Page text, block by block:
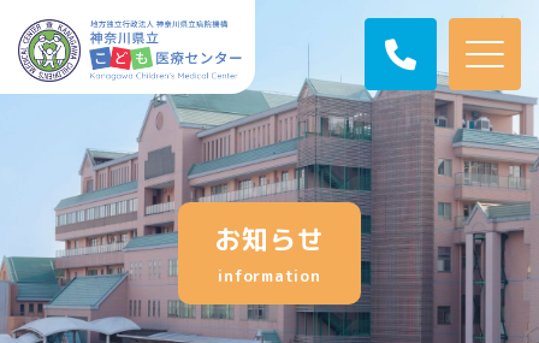
お知らせ
information